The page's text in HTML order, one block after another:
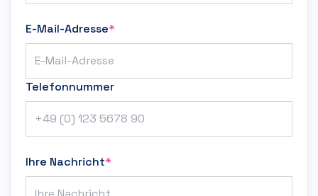
E-Mail-Adresse*
Telefonnummer
Ihre Nachricht*